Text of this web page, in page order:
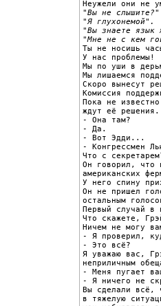
"Вы не слышите?"
"Я глухонемой".
"Вы знаете язык
"Мне не с кем
Ты не носишь
У нас проблемы!
Мы по уши в
Мы лишаемся
Скоро вынесут
Комиссия
Пока не
ждут её решения.
- Она там?
- Да.
- Вот Эдди...
- Конгрессмен
Что с
Он говорил, что
американских
У него спину
Он не пришел
остальным
Первый случай в
Что скажете,
Ничем не могу
- Я проверил,
- Это всё?
Я уважаю вас,
неприличным
- Меня пугает
- Я ничего не
Вы сделали всё,
в тяжелую